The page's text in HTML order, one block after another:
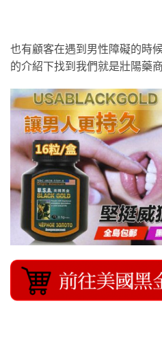
也有顧客在遇到男性障礙的時
的介紹下找到我們就是壯陽藥